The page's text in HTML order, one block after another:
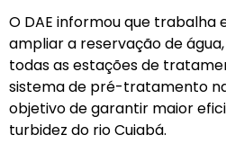
O DAE informou que trabalha
ampliar a reservação de
todas as estações de
sistema de pré-tratamento na
objetivo de garantir maior
turbidez do rio Cuiabá.